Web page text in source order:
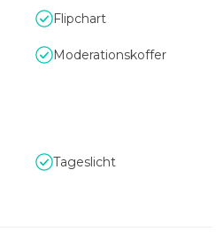
Flipchart
Moderationskoffer
Tageslicht